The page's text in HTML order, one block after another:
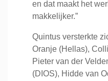
en dat maakt het
makkelijker.”
Quintus versterkte
Oranje (Hellas),
Pieter van der
(DIOS), Hidde van